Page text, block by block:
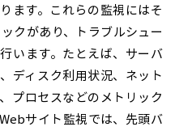
ます。これらの監視にはそ
クがあり、トラブルシュー
います。たとえば、サーバ
ディスク利用状況、ネット
プロセスなどのメトリック
サイト監視では、先頭バ